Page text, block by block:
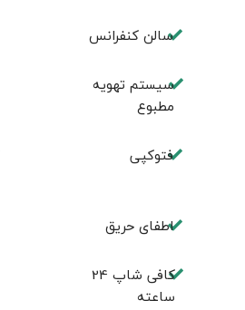
سالن کنفرانس
سیستم تهویه
مطبوع
فتوکپی
اطفای حریق
کافی شاپ 24
ساعته